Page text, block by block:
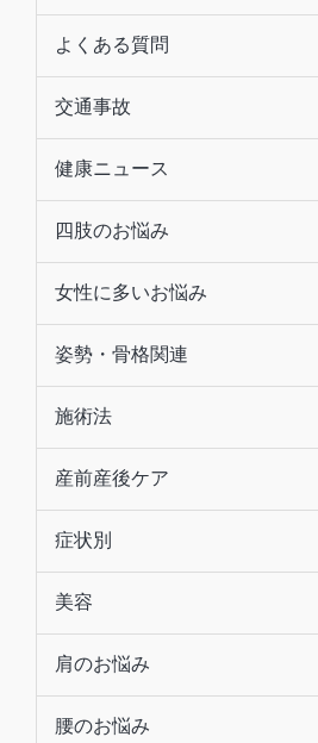
よくある質問
交通事故
健康ニュース
四肢のお悩み
女性に多いお悩み
姿勢・骨格関連
施術法
産前産後ケア
症状別
美容
肩のお悩み
腰のお悩み